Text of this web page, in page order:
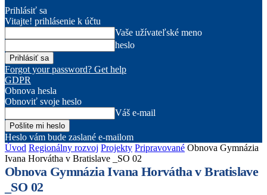
Prihlásiť sa
Vitajte! prihlásenie k účtu
Vaše užívateľské meno
heslo
Forgot your password? Get help
GDPR
Obnova hesla
Obnoviť svoje heslo
Váš e-mail
Heslo vám bude zaslané e-mailom
Úvod Regionálny rozvoj Projekty Pripravované Obnova Gymnázia
Ivana Horvátha v Bratislave _SO 02
Obnova Gymnázia Ivana Horvátha v Bratislave
_SO 02